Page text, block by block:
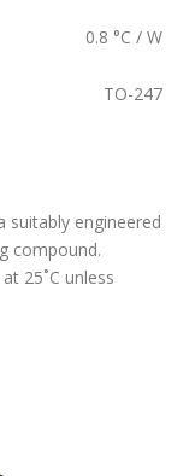
0.8 °C / W
TO-247
suitably engineered
compound.
25˚C unless